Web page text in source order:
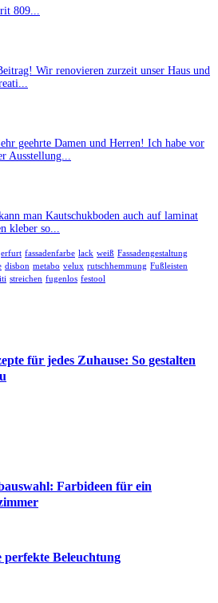
809...
Wir renovieren zurzeit unser Haus und
geehrte Damen und Herren! Ich habe vor
Ausstellung...
man Kautschukboden auch auf laminat
kleber so...
erfurt fassadenfarbe lack weiß Fassadengestaltung
disbon metabo velux rutschhemmung Fußleisten
streichen fugenlos festool
für jedes Zuhause: So gestalten
Farbideen für ein
Beleuchtung